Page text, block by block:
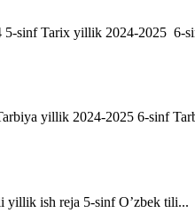
5-sinf Tarix yillik 2024-2025 6-
yillik 2024-2025 6-sinf
yillik ish reja 5-sinf O’zbek tili...